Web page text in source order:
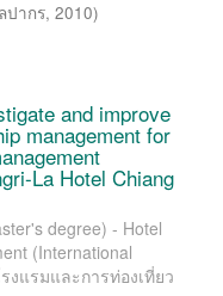
ปากร, 2010)
and improve
management for
La Hotel Chiang
degree) - Hotel
(International
แรมและการท่องเที่ยว